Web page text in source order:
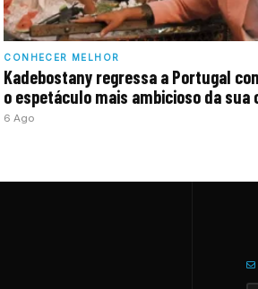
CONHECER MELHOR
Kadebostany regressa a Portugal
o espetáculo mais ambicioso da sua
6 Ago